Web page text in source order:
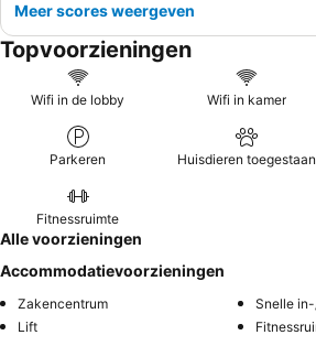
Meer scores weergeven
Topvoorzieningen
Wifi in de lobby Wifi in kamer
Parkeren Huisdieren toegestaan
Fitnessruimte
Alle voorzieningen
Accommodatievoorzieningen
Zakencentrum
Snelle
Lift